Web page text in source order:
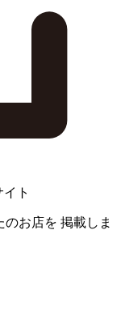
ト
のお店を 掲載しま